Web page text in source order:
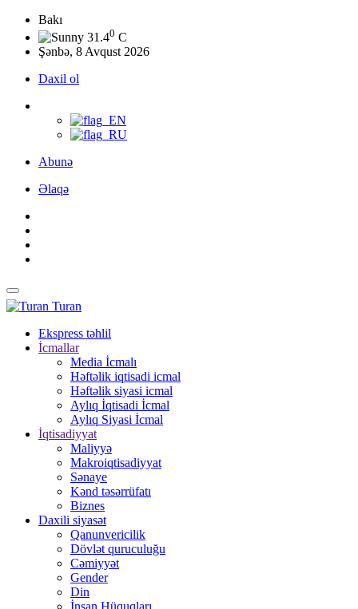
Bakı
31.40 C
Şənbə, 8 Avqust 2026
Daxil ol
Abunə
Əlaqə
Turan
Ekspress təhlil
İcmallar
Media İcmalı
Həftəlik iqtisadi icmal
Həftəlik siyasi icmal
Aylıq İqtisadi İcmal
Aylıq Siyasi İcmal
İqtisadiyyat
Maliyyə
Makroiqtisadiyyat
Sənaye
Kənd təsərrüfatı
Biznes
Daxili siyasət
Qanunvericilik
Dövlət quruculuğu
Cəmiyyət
Gender
Din